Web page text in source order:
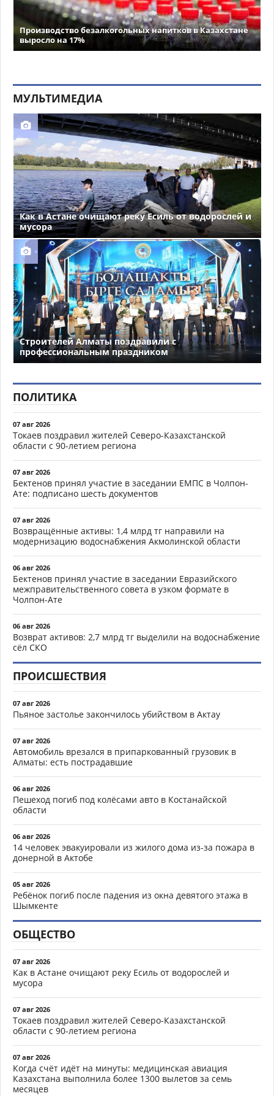
Производство безалкогольных напитков в Казахстане
выросло на 17%
МУЛЬТИМЕДИА
Как в Астане очищают реку Есиль от водорослей и
мусора
Строителей Алматы поздравили с
профессиональным праздником
ПОЛИТИКА
07 авг 2026
Токаев поздравил жителей Северо-Казахстанской
области с 90-летием региона
07 авг 2026
Бектенов принял участие в заседании ЕМПС в Чолпон-
Ате: подписано шесть документов
07 авг 2026
Возвращённые активы: 1,4 млрд тг направили на
модернизацию водоснабжения Акмолинской области
06 авг 2026
Бектенов принял участие в заседании Евразийского
межправительственного совета в узком формате в
Чолпон-Ате
06 авг 2026
Возврат активов: 2,7 млрд тг выделили на водоснабжение
сёл СКО
ПРОИСШЕСТВИЯ
07 авг 2026
Пьяное застолье закончилось убийством в Актау
07 авг 2026
Автомобиль врезался в припаркованный грузовик в
Алматы: есть пострадавшие
06 авг 2026
Пешеход погиб под колёсами авто в Костанайской
области
06 авг 2026
14 человек эвакуировали из жилого дома из-за пожара в
донерной в Актобе
05 авг 2026
Ребёнок погиб после падения из окна девятого этажа в
Шымкенте
ОБЩЕСТВО
07 авг 2026
Как в Астане очищают реку Есиль от водорослей и
мусора
07 авг 2026
Токаев поздравил жителей Северо-Казахстанской
области с 90-летием региона
07 авг 2026
Когда счёт идёт на минуты: медицинская авиация
Казахстана выполнила более 1300 вылетов за семь
месяцев